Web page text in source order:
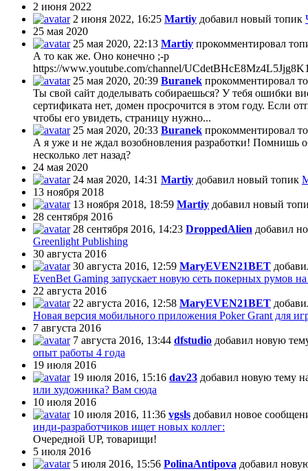
2 июня 2022
2 июня 2022, 16:25 Martiy добавил новый топик
25 мая 2020
25 мая 2020, 22:13 Martiy прокомментировал
А то как же. Оно конечно ;-p
https://www.youtube.com/channel/
25 мая 2020, 20:39 Buranek прокомментировал
Ты свой сайт доделывать собираешься? У тебя ошибки
сертификата нет, домен просрочится в этом году. Если
чтобы его увидеть, страницу нужно...
25 мая 2020, 20:33 Buranek прокомментировал
А я уже и не ждал возобновления разработки! Помнишь
несколько лет назад?
24 мая 2020
24 мая 2020, 14:31 Martiy добавил новый топик
13 ноября 2018
13 ноября 2018, 18:59 Martiy добавил новый
28 сентября 2016
28 сентября 2016, 14:23 DroppedAlien добавил
Greenlight Publishing
30 августа 2016
30 августа 2016, 12:59 MaryEVEN21BET
EvenBet Gaming запускает новую сеть покерных румов на
22 августа 2016
22 августа 2016, 12:58 MaryEVEN21BET
Новая версия мобильного приложения Poker Grant для
7 августа 2016
7 августа 2016, 13:44 dfstudio добавил новую
опыт работы 4 года
19 июля 2016
19 июля 2016, 15:16 dav23 добавил новую тему
или художника? Вам сюда
10 июля 2016
10 июля 2016, 11:36 vgsls добавил новое
инди-разработчиков ищет новых коллег:
Очередной UP, товарищи!
5 июля 2016
5 июля 2016, 15:56 PolinaAntipova добавил